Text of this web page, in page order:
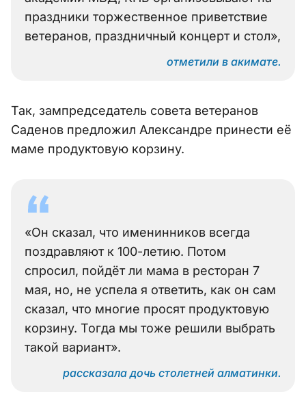
праздники торжественное приветствие
ветеранов, праздничный концерт и стол»,
отметили в акимате.
Так, зампредседатель совета ветеранов
Саденов предложил Александре принести её
маме продуктовую корзину.
«Он сказал, что именинников всегда
поздравляют к 100-летию. Потом
спросил, пойдёт ли мама в ресторан 7
мая, но, не успела я ответить, как он сам
сказал, что многие просят продуктовую
корзину. Тогда мы тоже решили выбрать
такой вариант».
рассказала дочь столетней алматинки.